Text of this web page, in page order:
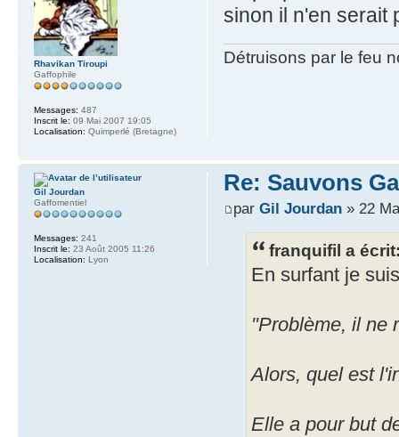
sinon il n'en serait
Détruisons par le feu
Rhavikan Tiroupi
Gaffophile
Messages: 487
Inscrit le: 09 Mai 2007 19:05
Localisation: Quimperlé (Bretagne)
Re: Sauvons
par Gil Jourdan» 22
franquifil a
En surfant je
"Problème, il ne
Alors, quel est
Elle a pour but
Gil Jourdan
Gaffomentiel
Messages: 241
Inscrit le: 23 Août 2005 11:26
Localisation: Lyon